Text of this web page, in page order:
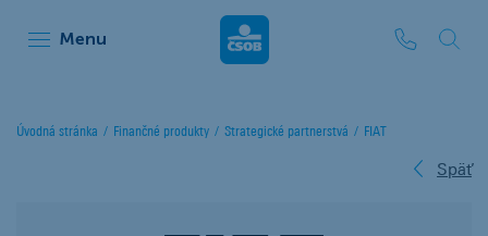
Menu ČSOB Leasing
Úvodná stránka Finančné produkty Strategické partnerstvá FIAT
Späť